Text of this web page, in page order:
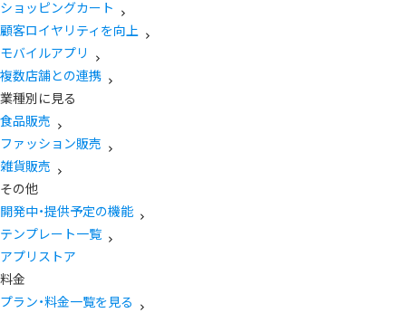
ショッピングカート
顧客ロイヤリティを向上
モバイルアプリ
複数店舗との連携
業種別に見る
食品販売
ファッション販売
雑貨販売
その他
開発中・提供予定の機能
テンプレート一覧
アプリストア
料金
プラン・料金一覧を見る